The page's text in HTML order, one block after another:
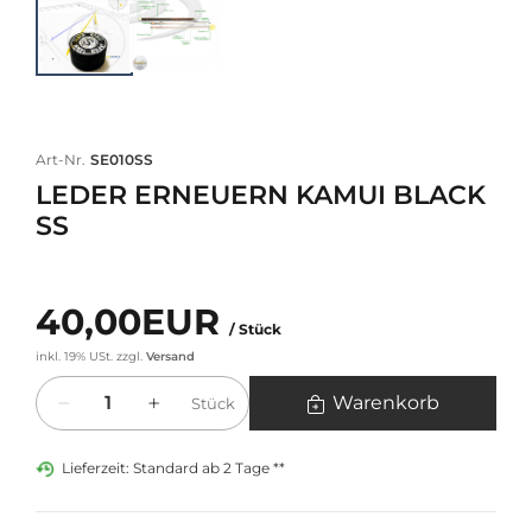
Art-Nr. SE010SS
LEDER ERNEUERN KAMUI BLACK
SS
40,00EUR / Stück
inkl. 19% USt. zzgl. Versand
Menge
Stück Warenkorb
Lieferzeit: Standard ab 2 Tage **